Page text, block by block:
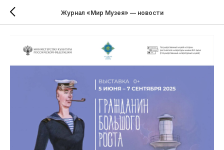
Журнал «Мир Музея» — новости